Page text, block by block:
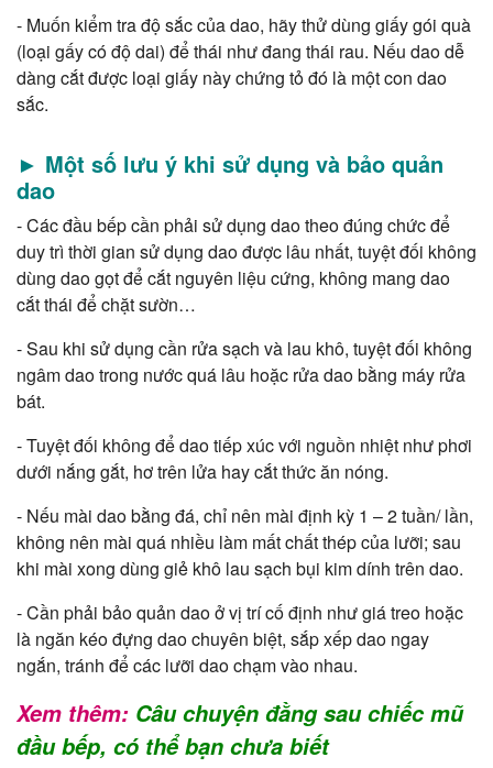
- Muốn kiểm tra độ sắc của dao, hãy thử dùng giấy gói quà
(loại gấy có độ dai) để thái như đang thái rau. Nếu dao dễ
dàng cắt được loại giấy này chứng tỏ đó là một con dao
sắc.
► Một số lưu ý khi sử dụng và bảo quản
dao
- Các đầu bếp cần phải sử dụng dao theo đúng chức để
duy trì thời gian sử dụng dao được lâu nhất, tuyệt đối không
dùng dao gọt để cắt nguyên liệu cứng, không mang dao
cắt thái để chặt sườn…
- Sau khi sử dụng cần rửa sạch và lau khô, tuyệt đối không
ngâm dao trong nước quá lâu hoặc rửa dao bằng máy rửa
bát.
- Tuyệt đối không để dao tiếp xúc với nguồn nhiệt như phơi
dưới nắng gắt, hơ trên lửa hay cắt thức ăn nóng.
- Nếu mài dao bằng đá, chỉ nên mài định kỳ 1 – 2 tuần/ lần,
không nên mài quá nhiều làm mất chất thép của lưỡi; sau
khi mài xong dùng giẻ khô lau sạch bụi kim dính trên dao.
- Cần phải bảo quản dao ở vị trí cố định như giá treo hoặc
là ngăn kéo đựng dao chuyên biệt, sắp xếp dao ngay
ngắn, tránh để các lưỡi dao chạm vào nhau.
Xem thêm: Câu chuyện đằng sau chiếc mũ
đầu bếp, có thể bạn chưa biết